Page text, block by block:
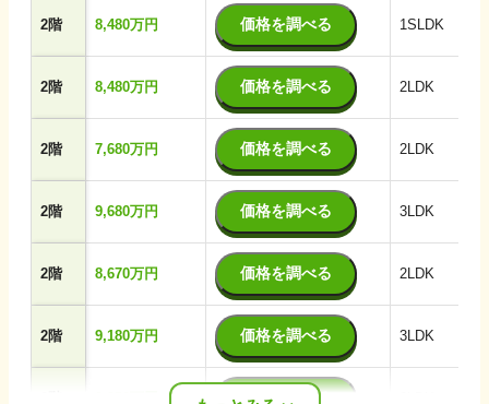
2階 8,480万円 価格を調べる 1SLDK
2階 8,480万円 価格を調べる 2LDK
2階 7,680万円 価格を調べる 2LDK
2階 9,680万円 価格を調べる 3LDK
2階 8,670万円 価格を調べる 2LDK
2階 9,180万円 価格を調べる 3LDK
価格を調べる